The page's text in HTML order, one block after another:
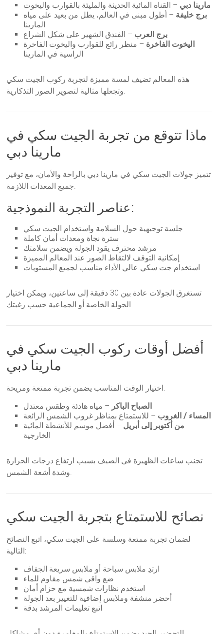
مارينا دبي – القناة المائية الحديثة والمليئة بالقوارب واليخوت
برج خليفة – أطول مبنى في العالم، يطل من بعيد على مياه
المارينا
برج العرب – الفندق الشهير على شكل الشراع
اليخوت الفاخرة – منظر رائع للقوارب واليخوت الفاخرة
الراسية في المارينا
هذه المعالم تضيف لمسة مميزة لتجربة ركوب الجيت سكي
وتجعلها مثالية لتصوير الصور التذكارية.
ماذا تتوقع من تجربة الجيت سكي في
مارينا دبي
تتميز جولات الجيت سكي في مارينا دبي بالراحة والأمان، مع توفير
جميع المعدات اللازمة.
عناصر التجربة النموذجية:
جلسة توجيهية حول السلامة واستخدام الجيت سكي
سترة نجاة ومعدات أمان كاملة
مرشد محترف يقود الجولة ويضمن سلامتك
إمكانية التوقف لالتقاط الصور عند المعالم المميزة
استخدام جت سكي عالي الأداء مناسب لجميع المستويات
تستغرق الجولات عادة بين 30 دقيقة إلى ساعتين، ويمكن اختيار
الجولة الخاصة أو الجماعية حسب رغبتك.
أفضل أوقات ركوب الجيت سكي في
مارينا دبي
اختيار الوقت المناسب يضمن تجربة ممتعة ومريحة.
الصباح الباكر – مياه هادئة وطقس معتدل
المساء / الغروب – للاستمتاع بمناظر غروب الشمس الرائعة
من أكتوبر إلى أبريل – أفضل موسم للأنشطة المائية
الخارجية
تجنب ساعات الظهيرة في الصيف بسبب ارتفاع درجات الحرارة
وشدة أشعة الشمس.
نصائح للاستمتاع بتجربة الجيت سكي
لضمان تجربة ممتعة وسلسة على الجيت سكي، اتبع النصائح
التالية:
ارتدِ ملابس سباحة أو ملابس سريعة الجفاف
ضع واقي شمس مقاوم للماء
استخدم نظارات شمسية مع حزام أمان
أحضر منشفة وملابس إضافية للتغيير بعد الجولة
اتبع تعليمات المرشد بدقة